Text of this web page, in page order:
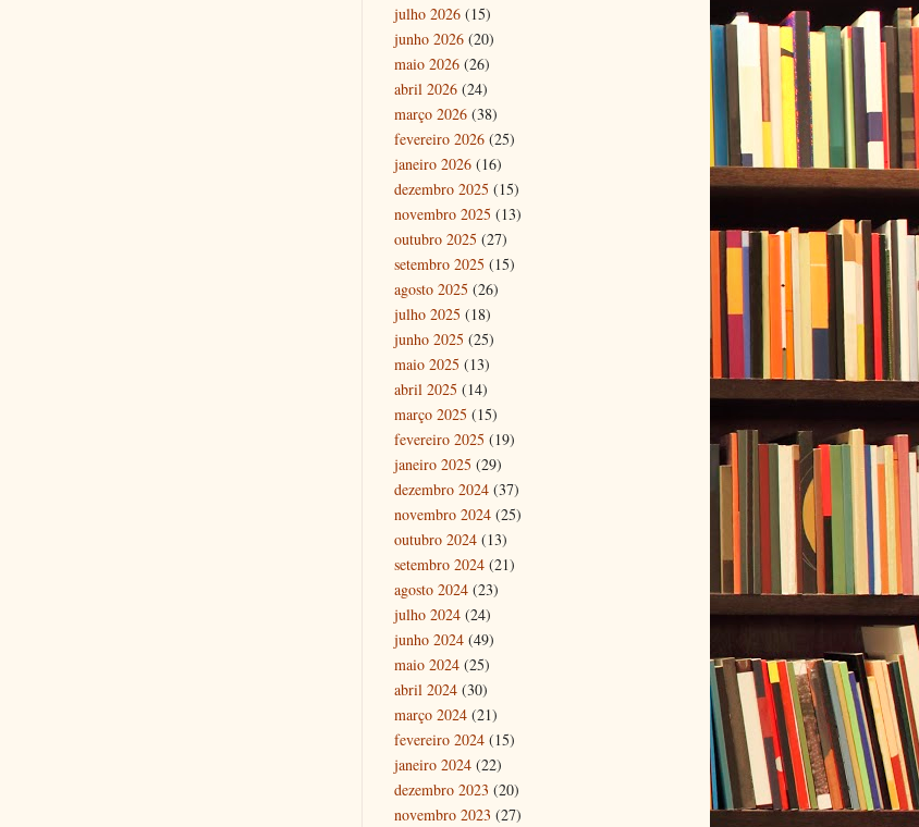
julho 2026 (15)
junho 2026 (20)
maio 2026 (26)
abril 2026 (24)
março 2026 (38)
fevereiro 2026 (25)
janeiro 2026 (16)
dezembro 2025 (15)
novembro 2025 (13)
outubro 2025 (27)
setembro 2025 (15)
agosto 2025 (26)
julho 2025 (18)
junho 2025 (25)
maio 2025 (13)
abril 2025 (14)
março 2025 (15)
fevereiro 2025 (19)
janeiro 2025 (29)
dezembro 2024 (37)
novembro 2024 (25)
outubro 2024 (13)
setembro 2024 (21)
agosto 2024 (23)
julho 2024 (24)
junho 2024 (49)
maio 2024 (25)
abril 2024 (30)
março 2024 (21)
fevereiro 2024 (15)
janeiro 2024 (22)
dezembro 2023 (20)
novembro 2023 (27)